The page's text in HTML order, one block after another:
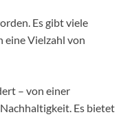
Es gibt viele
eine Vielzahl von
– von einer
Es bietet